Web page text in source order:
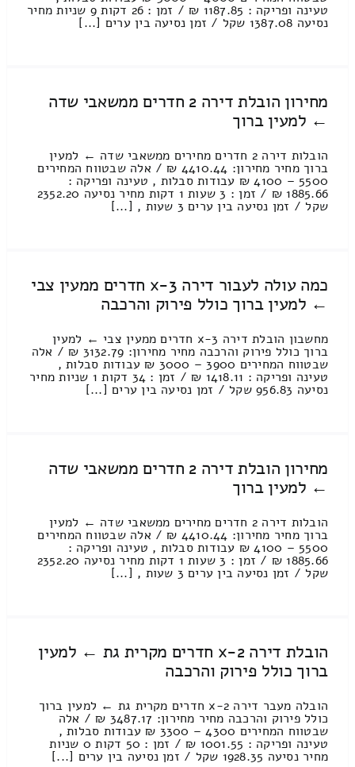
טעינה ופריקה : 1187.85 ₪ / זמן : 26 דקות 9 שניות מחיר
נסיעה 1387.08 שקל / זמן נסיעה בין ערים [...]
מחירון הובלת דירה 2 חדרים ממשאבי שדה
← למעין ברוך
הובלות דירה 2 חדרים מחירים ממשאבי שדה ← למעין
ברוך מחיר מחירון: 4410.44 ₪ / אלה שבטווח המחירים
5500 – 4100 ₪ עבודות סבלות , טעינה ופריקה :
1885.66 ₪ / זמן : 3 שעות 1 דקות מחיר נסיעה 2352.20
שקל / זמן נסיעה בין ערים 3 שעות , [...]
כמה עולה לעבור דירה 3-x חדרים ממעין צבי
← למעין ברוך כולל פירוק והרכבה
מחשבון הובלת דירה 3-x חדרים ממעין צבי ← למעין
ברוך כולל פירוק והרכבה מחיר מחירון: 3132.79 ₪ / אלה
שבטווח המחירים 3900 – 3000 ₪ עבודות סבלות ,
טעינה ופריקה : 1418.11 ₪ / זמן : 34 דקות 1 שניות מחיר
נסיעה 956.83 שקל / זמן נסיעה בין ערים [...]
מחירון הובלת דירה 2 חדרים ממשאבי שדה
← למעין ברוך
הובלות דירה 2 חדרים מחירים ממשאבי שדה ← למעין
ברוך מחיר מחירון: 4410.44 ₪ / אלה שבטווח המחירים
5500 – 4100 ₪ עבודות סבלות , טעינה ופריקה :
1885.66 ₪ / זמן : 3 שעות 1 דקות מחיר נסיעה 2352.20
שקל / זמן נסיעה בין ערים 3 שעות , [...]
הובלת דירה 2-x חדרים מקרית גת ← למעין
ברוך כולל פירוק והרכבה
הובלה מעבר דירה 2-x חדרים מקרית גת ← למעין ברוך
כולל פירוק והרכבה מחיר מחירון: 3487.17 ₪ / אלה
שבטווח המחירים 4300 – 3300 ₪ עבודות סבלות ,
טעינה ופריקה : 1001.55 ₪ / זמן : 50 דקות 0 שניות
מחיר נסיעה 1928.35 שקל / זמן נסיעה בין ערים [...]